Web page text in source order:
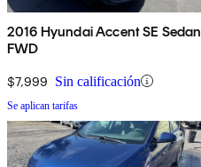
2016 Hyundai Accent SE Sedan
FWD
$7,999 Sin calificación
Se aplican tarifas